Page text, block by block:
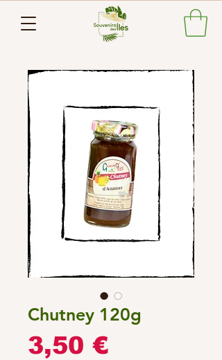
Chutney 120g
3,50 €Prix